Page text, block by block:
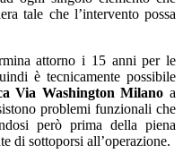
tale che l’intervento possa
attorno i 15 anni per le
è tecnicamente possibile
Via Washington Milano a
problemi funzionali che
però prima della piena
di sottoporsi all’operazione.